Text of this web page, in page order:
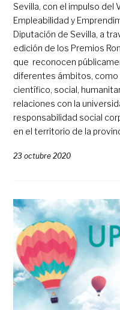
Sevilla, con el impulso
Empleabilidad y
Diputación de Sevilla, a
edición de los Premios
que reconocen
diferentes ámbitos, como
científico, social,
relaciones con la
responsabilidad social
en el territorio de la
23 octubre 2020